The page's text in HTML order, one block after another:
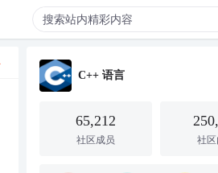
C++ 语言
65,212
社区成员 社